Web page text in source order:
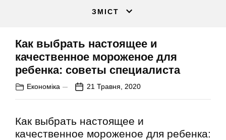
ЗМІСТ
Как выбрать настоящее и
качественное мороженое для
ребенка: советы специалиста
Економіка 21 Травня, 2020
Как выбрать настоящее и
качественное мороженое для ребенка: